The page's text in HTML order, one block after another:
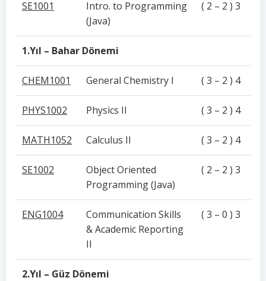
SE1001
Intro. to Programming
(Java)
( 2 – 2 ) 3
1.Yıl – Bahar Dönemi
CHEM1001 General Chemistry I ( 3 – 2 ) 4
PHYS1002 Physics II ( 3 – 2 ) 4
MATH1052 Calculus II ( 3 – 2 ) 4
SE1002
Object Oriented
Programming (Java)
( 2 – 2 ) 3
ENG1004
Communication Skills
& Academic Reporting
II
( 3 – 0 ) 3
2.Yıl – Güz Dönemi